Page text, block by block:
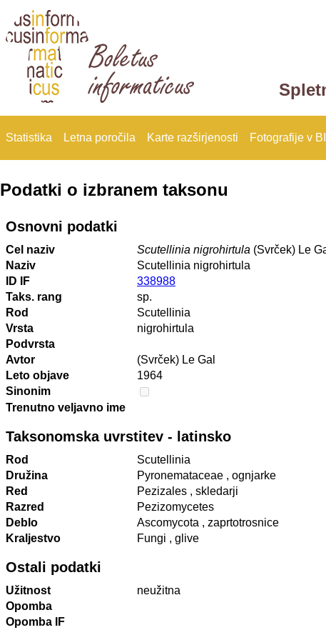
Statistika Letna poročila Karte razširjenosti Fotografije v BI
Podatki o izbranem taksonu
Osnovni podatki
Cel naziv Scutellinia nigrohirtula (Svrček) Le
Naziv
Scutellinia nigrohirtula
ID IF
338988
Taks. rang
sp.
Rod
Scutellinia
Vrsta
nigrohirtula
Podvrsta
Avtor
(Svrček) Le Gal
Leto objave
1964
Sinonim
Trenutno veljavno ime
Taksonomska uvrstitev - latinsko
Rod
Scutellinia
Družina
Pyronemataceae , ognjarke
Red
Pezizales , skledarji
Razred
Pezizomycetes
Deblo
Ascomycota , zaprtotrosnice
Kraljestvo
Fungi , glive
Ostali podatki
Užitnost
neužitna
Opomba
Opomba IF